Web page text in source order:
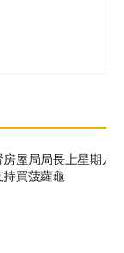
屋局局長上星期六
持買菠蘿龜